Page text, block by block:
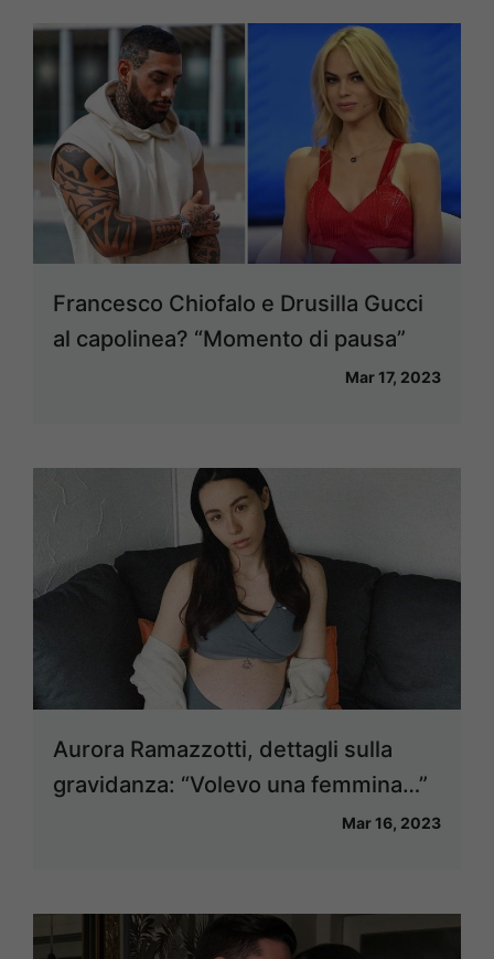
Francesco Chiofalo e Drusilla Gucci
al capolinea? “Momento di pausa”
Mar 17, 2023
Aurora Ramazzotti, dettagli sulla
gravidanza: “Volevo una femmina…”
Mar 16, 2023